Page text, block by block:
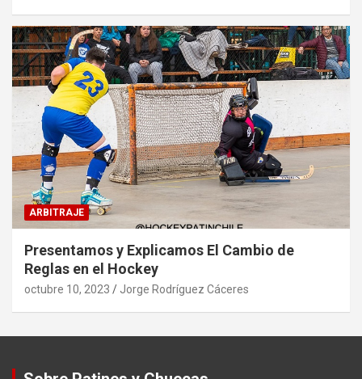
ARBITRAJE
Presentamos y Explicamos El Cambio de
Reglas en el Hockey
octubre 10, 2023 Jorge Rodríguez Cáceres